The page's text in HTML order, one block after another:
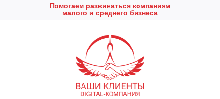
Помогаем развиваться компаниям
малого и среднего бизнеса